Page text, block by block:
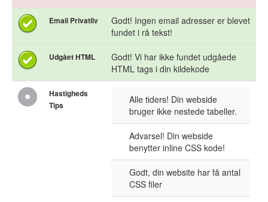
Email Privatliv
Godt! Ingen email adresser er blevet
fundet i rå tekst!
Udgået HTML
Godt! Vi har ikke fundet udgåede
HTML tags i din kildekode
Hastigheds
Tips
Alle tiders! Din webside
bruger ikke nestede tabeller.
Advarsel! Din webside
benytter inline CSS kode!
Godt, din website har få antal
CSS filer